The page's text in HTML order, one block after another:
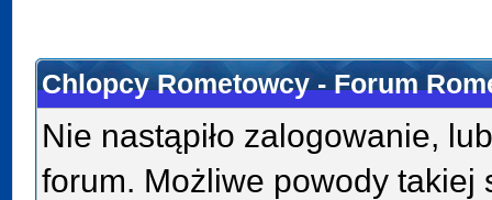
Chlopcy Rometowcy - Forum
Nie nastąpiło zalogowanie,
forum. Możliwe powody takiej